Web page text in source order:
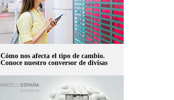
Cómo nos afecta el tipo de cambio.
Conoce nuestro conversor de divisas